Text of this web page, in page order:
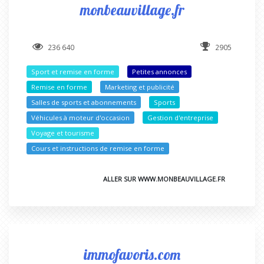
monbeauvillage.fr
236 640 2905
Sport et remise en forme
Petites annonces
Remise en forme
Marketing et publicité
Salles de sports et abonnements
Sports
Véhicules à moteur d'occasion
Gestion d'entreprise
Voyage et tourisme
Cours et instructions de remise en forme
ALLER SUR WWW.MONBEAUVILLAGE.FR
immofavoris.com